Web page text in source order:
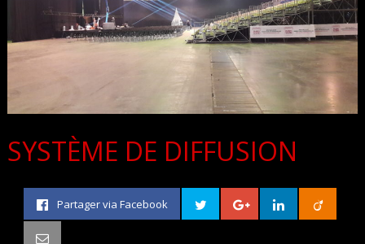
SYSTÈME DE DIFFUSION
Partager via Facebook